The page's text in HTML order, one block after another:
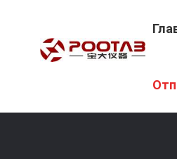
Максимальной Шириной